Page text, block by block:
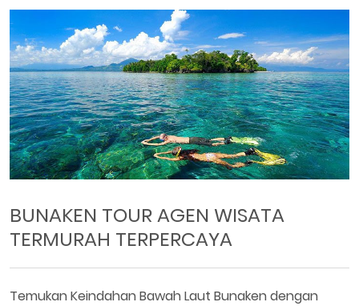
BUNAKEN TOUR AGEN WISATA
TERMURAH TERPERCAYA
Temukan Keindahan Bawah Laut Bunaken dengan